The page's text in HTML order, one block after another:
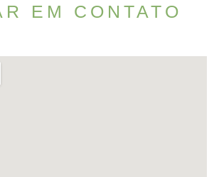
EM CONTATO